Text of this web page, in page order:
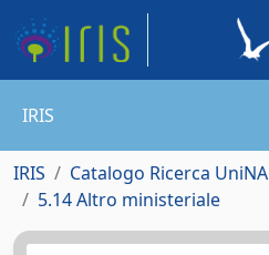
IRIS
IRIS Catalogo Ricerca UniNA
5.14 Altro ministeriale